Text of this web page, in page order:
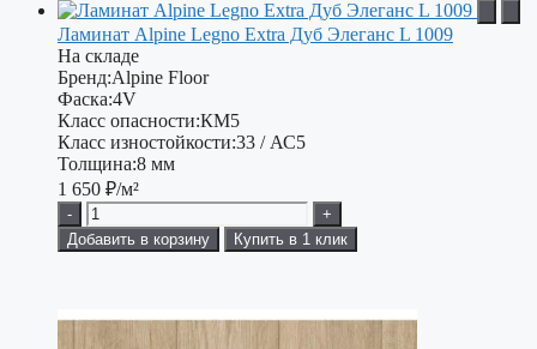
Ламинат Alpine Legno Extra Дуб Элеганс L 1009
На складе
Бренд:Alpine Floor
Фаска:4V
Класс опасности:КМ5
Класс изностойкости:33 / АС5
Толщина:8 мм
1 650 ₽/м²
-
+
Добавить в корзину
Купить в 1 клик